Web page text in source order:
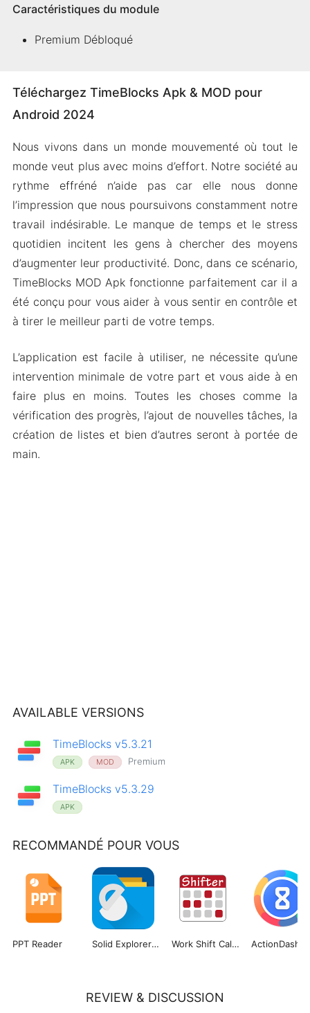
Caractéristiques du module
Premium Débloqué
Téléchargez TimeBlocks Apk & MOD pour
Android 2024
Nous vivons dans un monde mouvementé où tout le
monde veut plus avec moins d’effort. Notre société au
rythme effréné n’aide pas car elle nous donne
l’impression que nous poursuivons constamment notre
travail indésirable. Le manque de temps et le stress
quotidien incitent les gens à chercher des moyens
d’augmenter leur productivité. Donc, dans ce scénario,
TimeBlocks MOD Apk fonctionne parfaitement car il a
été conçu pour vous aider à vous sentir en contrôle et
à tirer le meilleur parti de votre temps.
L’application est facile à utiliser, ne nécessite qu’une
intervention minimale de votre part et vous aide à en
faire plus en moins. Toutes les choses comme la
vérification des progrès, l’ajout de nouvelles tâches, la
création de listes et bien d’autres seront à portée de
main.
AVAILABLE VERSIONS
TimeBlocks v5.3.21
APK MOD Premium
TimeBlocks v5.3.29
APK
RECOMMANDÉ POUR VOUS
PPT Reader Solid Explorer File Manager Work Shift Calendar ActionDash
REVIEW & DISCUSSION